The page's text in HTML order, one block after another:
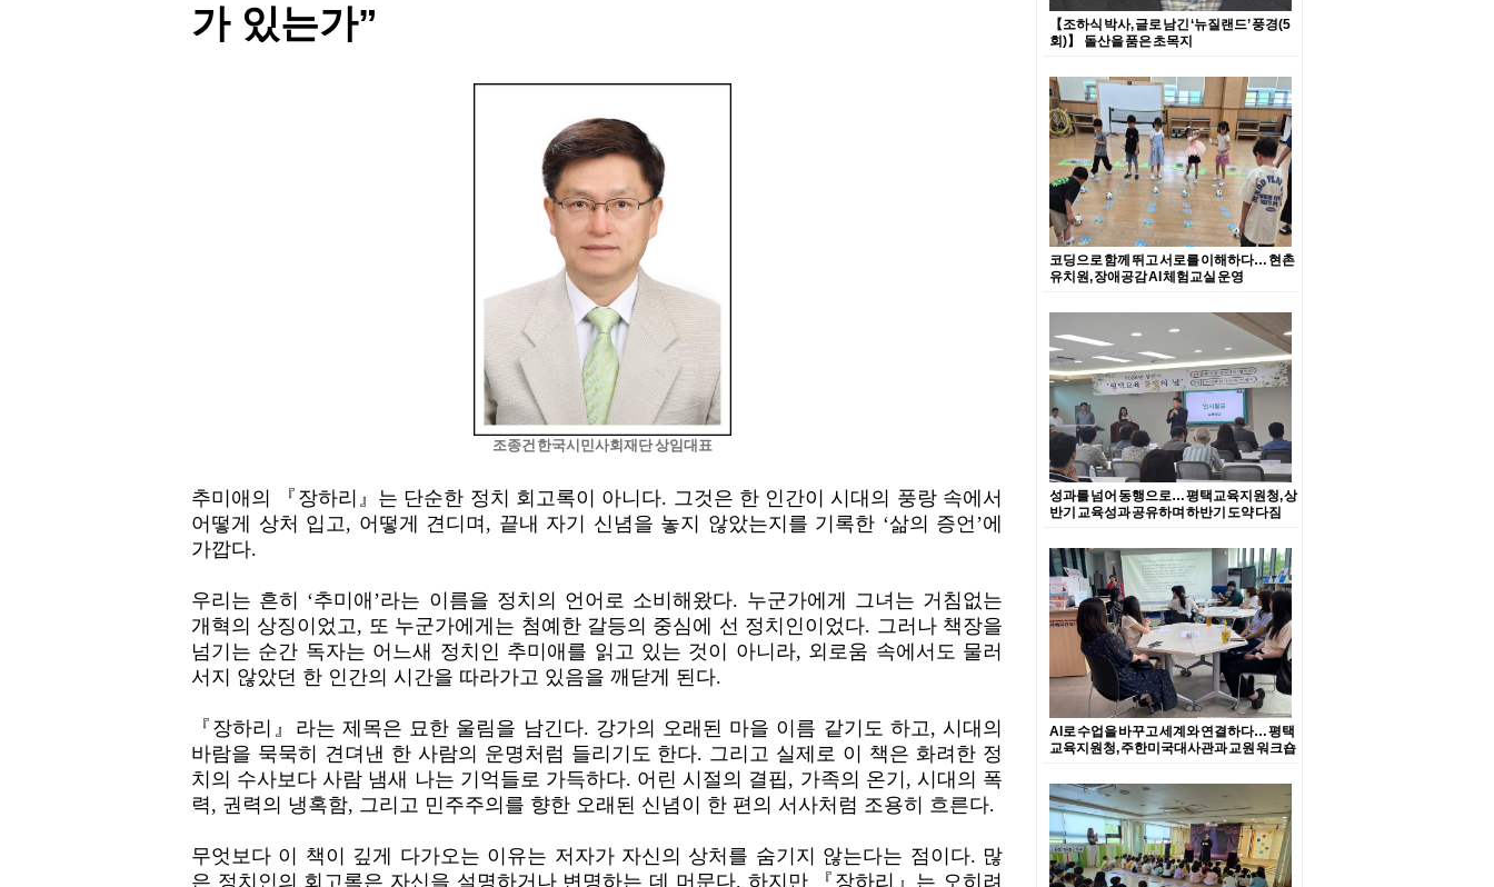
가 있는가”
조종건 한국시민사회재단 상임대표
추미애의 『장하리』는 단순한 정치 회고록이 아니다. 그것은 한 인간이 시대의 풍랑 속에서
어떻게 상처 입고, 어떻게 견디며, 끝내 자기 신념을 놓지 않았는지를 기록한 ‘삶의 증언’에
가깝다.
우리는 흔히 ‘추미애’라는 이름을 정치의 언어로 소비해왔다. 누군가에게 그녀는 거침없는
개혁의 상징이었고, 또 누군가에게는 첨예한 갈등의 중심에 선 정치인이었다. 그러나 책장을
넘기는 순간 독자는 어느새 정치인 추미애를 읽고 있는 것이 아니라, 외로움 속에서도 물러
서지 않았던 한 인간의 시간을 따라가고 있음을 깨닫게 된다.
『장하리』라는 제목은 묘한 울림을 남긴다. 강가의 오래된 마을 이름 같기도 하고, 시대의
바람을 묵묵히 견뎌낸 한 사람의 운명처럼 들리기도 한다. 그리고 실제로 이 책은 화려한 정
치의 수사보다 사람 냄새 나는 기억들로 가득하다. 어린 시절의 결핍, 가족의 온기, 시대의 폭
력, 권력의 냉혹함, 그리고 민주주의를 향한 오래된 신념이 한 편의 서사처럼 조용히 흐른다.
무엇보다 이 책이 깊게 다가오는 이유는 저자가 자신의 상처를 숨기지 않는다는 점이다. 많
은 정치인의 회고록은 자신을 설명하거나 변명하는 데 머문다. 하지만 『장하리』는 오히려
【조하식 박사, 글로 남긴 ‘뉴질랜드’ 풍경(5
회)】 돌산을 품은 초목지
코딩으로 함께 뛰고 서로를 이해하다… 현촌
유치원, 장애공감 AI 체험교실 운영
성과를 넘어 동행으로… 평택교육지원청, 상
반기 교육성과 공유하며 하반기 도약 다짐
AI로 수업을 바꾸고 세계와 연결하다… 평택
교육지원청, 주한미국대사관과 교원 워크숍